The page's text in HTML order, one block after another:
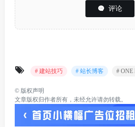
评论
# 建站技巧 # 站长博客 #
© 版权声明
文章版权归作者所有，未经允许请勿转载。